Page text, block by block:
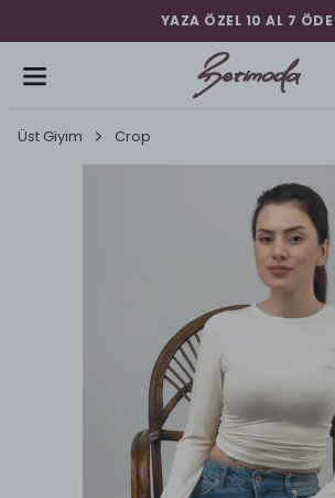
YAZA ÖZEL 10 AL 7 ÖDE
Üst Giyim Crop